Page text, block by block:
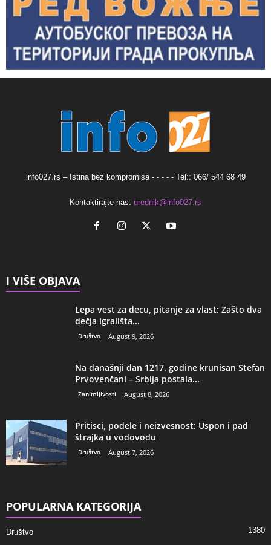
info027.rs – Istina bez kompromisa - - - - - Tel:: 066/ 544 68 49
Kontaktirajte nas: urednik@info027.rs
I VIŠE OBJAVA
Lepa vest za decu, pitanje za vlast: Zašto dva
dečja igrališta...
Društvo August 9, 2026
Na današnji dan 1217. godine krunisan Stefan
Prvovenčani – Srbija postala...
Zanimljivosti August 8, 2026
Pritisci, podele i neizvesnost: Uspon i pad
štrajka u vodovodu
Društvo August 7, 2026
POPULARNA KATEGORIJA
Društvo
1380